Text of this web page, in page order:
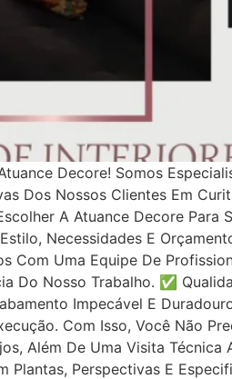
Decore! Somos
Dos Nossos Clientes Em
A Atuance Decore Para
Necessidades E
Com Uma Equipe De
Do Nosso Trabalho. ✅
Impecável E
Com Isso, Você Não
Além De Uma Visita Técnica
Perspectivas E